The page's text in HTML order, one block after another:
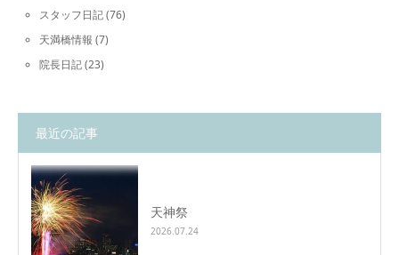
スタッフ日記(76)
天満橋情報 (7)
院長日記(23)
最近の記事
天神祭
2026.07.24